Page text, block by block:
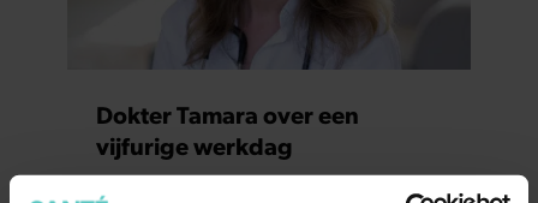
Dokter Tamara over een
vijfurige werkdag